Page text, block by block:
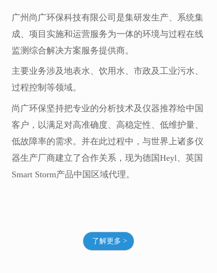
广州尚广环保科技有限公司是集研发生产、系统集
成、项目实施和运营服务为一体的环境与过程在线
监测综合解决方案服务提供商。
主要业务涉及地表水、饮用水、市政及工业污水、
过程控制等领域。
尚广环保坚持把专业的分析技术及仪器推荐给中国
客户，以满足对高准确度、高稳定性、低维护量、
低故障率的需求。并在此过程中，与世界上诸多仪
器生产厂商建立了合作关系，现为德国Heyl、英国
Smart Storm产品中国区域代理。
了解更多 >